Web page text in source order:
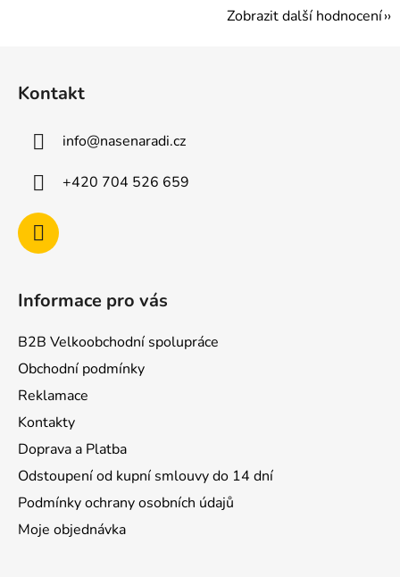
Zobrazit další hodnocení
Kontakt
info@nasenaradi.cz
+420 704 526 659
Informace pro vás
B2B Velkoobchodní spolupráce
Obchodní podmínky
Reklamace
Kontakty
Doprava a Platba
Odstoupení od kupní smlouvy do 14 dní
Podmínky ochrany osobních údajů
Moje objednávka